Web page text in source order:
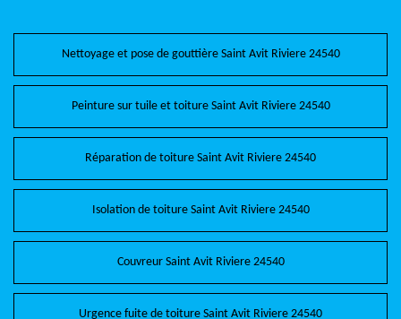
Nettoyage et pose de gouttière Saint Avit Riviere 24540
Peinture sur tuile et toiture Saint Avit Riviere 24540
Réparation de toiture Saint Avit Riviere 24540
Isolation de toiture Saint Avit Riviere 24540
Couvreur Saint Avit Riviere 24540
Urgence fuite de toiture Saint Avit Riviere 24540